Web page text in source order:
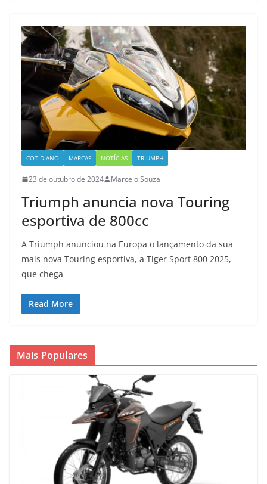
COTIDIANO MARCAS NOTÍCIAS TRIUMPH
23 de outubro de 2024 Marcelo Souza
Triumph anuncia nova Touring
esportiva de 800cc
A Triumph anunciou na Europa o lançamento da sua
mais nova Touring esportiva, a Tiger Sport 800 2025,
que chega
Read More
Mais Populares